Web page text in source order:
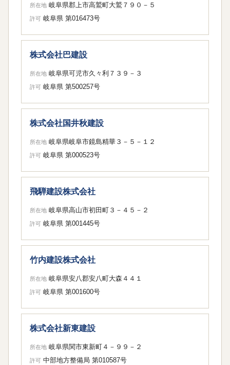
所在地 岐阜県郡上市高鷲町大鷲７９０－５
許可 岐阜県 第016473号
株式会社巴建設
所在地 岐阜県可児市久々利７３９－３
許可 岐阜県 第500257号
株式会社国井秋建設
所在地 岐阜県岐阜市鏡島精華３－５－１２
許可 岐阜県 第000523号
飛騨建設株式会社
所在地 岐阜県高山市初田町３－４５－２
許可 岐阜県 第001445号
竹内建設株式会社
所在地 岐阜県安八郡安八町大森４４１
許可 岐阜県 第001600号
株式会社新東建設
所在地 岐阜県関市東新町４－９９－２
許可 中部地方整備局 第010587号